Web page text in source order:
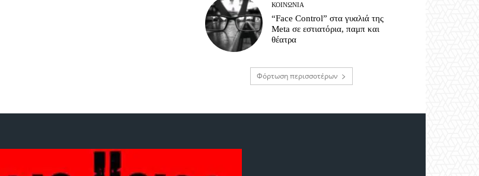
ΚΟΙΝΩΝΊΑ
“Face Control” στα γυαλιά της
Meta σε εστιατόρια, παμπ και
θέατρα
Φόρτωση περισσοτέρων